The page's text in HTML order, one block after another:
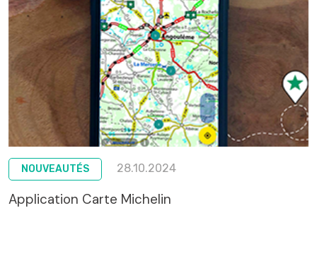
NOUVEAUTÉS 28.10.2024
Application Carte Michelin